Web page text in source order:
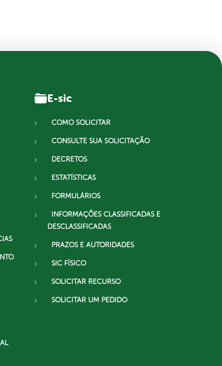
E-sic
COMO SOLICITAR
CONSULTE SUA SOLICITAÇÃO
DECRETOS
ESTATÍSTICAS
FORMULÁRIOS
INFORMAÇÕES CLASSIFICADAS E
DESCLASSIFICADAS
PRAZOS E AUTORIDADES
SIC FÍSICO
SOLICITAR RECURSO
SOLICITAR UM PEDIDO